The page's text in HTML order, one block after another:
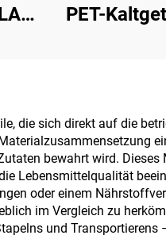
PET-
die sich direkt auf die
bewahrt wird.
Lebensmittelqualität
oder einem
im Vergleich zu
und Transportierens